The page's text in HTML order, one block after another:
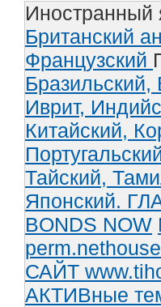
Иностранный
Британский
Французский
Бразильский,
Иврит,
Китайский,
Тайский,
Японский.
BONDS NOW
САЙТ
АКТИВные